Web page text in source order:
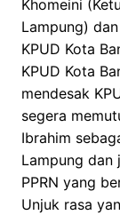
Khomeini
Lampung)
KPUD Kota
KPUD Kota
mendesak
segera
Ibrahim
Lampung dan
PPRN yang
Unjuk rasa